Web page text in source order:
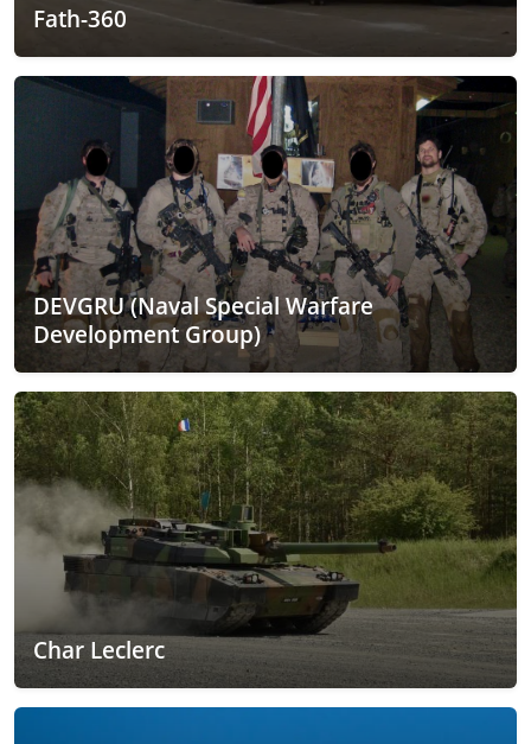
Fath-360
DEVGRU (Naval Special Warfare
Development Group)
Char Leclerc